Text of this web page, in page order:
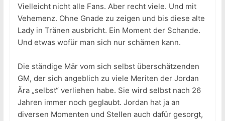
Vielleicht nicht alle Fans. Aber recht viele. Und mit
Vehemenz. Ohne Gnade zu zeigen und bis diese alte
Lady in Tränen ausbricht. Ein Moment der Schande.
Und etwas wofür man sich nur schämen kann.
Die ständige Mär vom sich selbst überschätzenden
GM, der sich angeblich zu viele Meriten der Jordan
Ära „selbst“ verliehen habe. Sie wird selbst nach 26
Jahren immer noch geglaubt. Jordan hat ja an
diversen Momenten und Stellen auch dafür gesorgt,